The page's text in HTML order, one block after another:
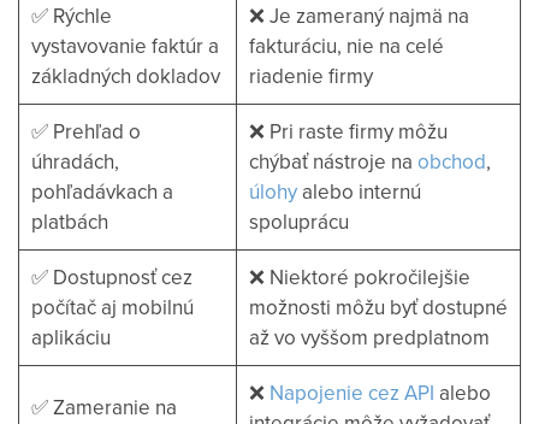
✅ Rýchle
vystavovanie faktúr a
základných dokladov
❌ Je zameraný najmä na
fakturáciu, nie na celé
riadenie firmy
✅ Prehľad o
úhradách,
pohľadávkach a
platbách
❌ Pri raste firmy môžu
chýbať nástroje na obchod,
úlohy alebo internú
spoluprácu
✅ Dostupnosť cez
počítač aj mobilnú
aplikáciu
❌ Niektoré pokročilejšie
možnosti môžu byť dostupné
až vo vyššom predplatnom
✅ Zameranie na
❌ Napojenie cez API alebo